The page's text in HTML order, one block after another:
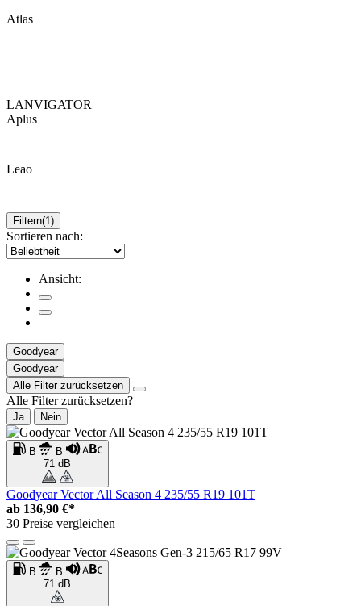
Atlas
LANVIGATOR
Aplus
Leao
Filtern(1)
Sortieren nach:
Ansicht:
Goodyear
Goodyear
Alle Filter zurücksetzen
Alle Filter zurücksetzen?
Ja Nein
B
B
71 dB
Goodyear Vector All Season 4 235/55 R19 101T
ab 136,90 €*
30 Preise vergleichen
B
B
71 dB